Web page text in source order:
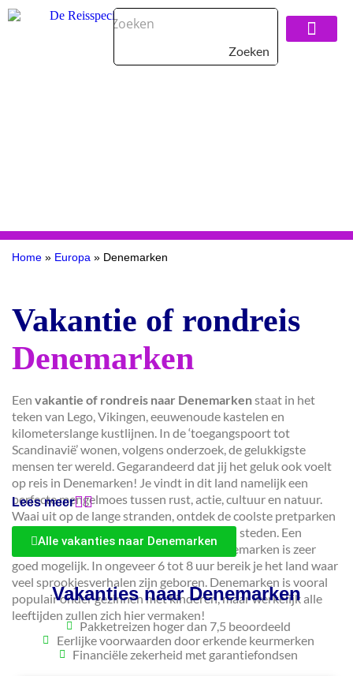
Zoeken
Home » Europa » Denemarken
Vakantie of rondreis
Denemarken
Een vakantie of rondreis naar Denemarkenstaat in het
teken van Lego, Vikingen, eeuwenoude kastelen en
kilometerslange kustlijnen. In de ‘toegangspoort tot
Scandinavië’ wonen, volgens onderzoek, de gelukkigste
mensen ter wereld. Gegarandeerd dat jij het geluk ook voelt
op reis in Denemarken! Je vindt in dit land namelijk een
perfecte mengelmoes tussen rust, actie, cultuur en natuur.
Waai uit op de lange stranden, ontdek de coolste pretparken
en slenter door schilderachtige dorpjes en steden. Een
autovakantie vanuit Nederland naar Denemarken is zeer
goed mogelijk. In ongeveer 6 tot 8 uur bereik je het land waar
veel sprookjesverhalen zijn geboren. Denemarken is vooral
populair onder gezinnen met kinderen, maar werkelijk alle
leeftijden zullen zich hier vermaken!
Lees meer
Alle vakanties naar Denemarken
Vakanties naar Denemarken
Pakketreizen hoger dan 7,5 beoordeeld
Eerlijke voorwaarden door erkende keurmerken
Financiële zekerheid met garantiefondsen